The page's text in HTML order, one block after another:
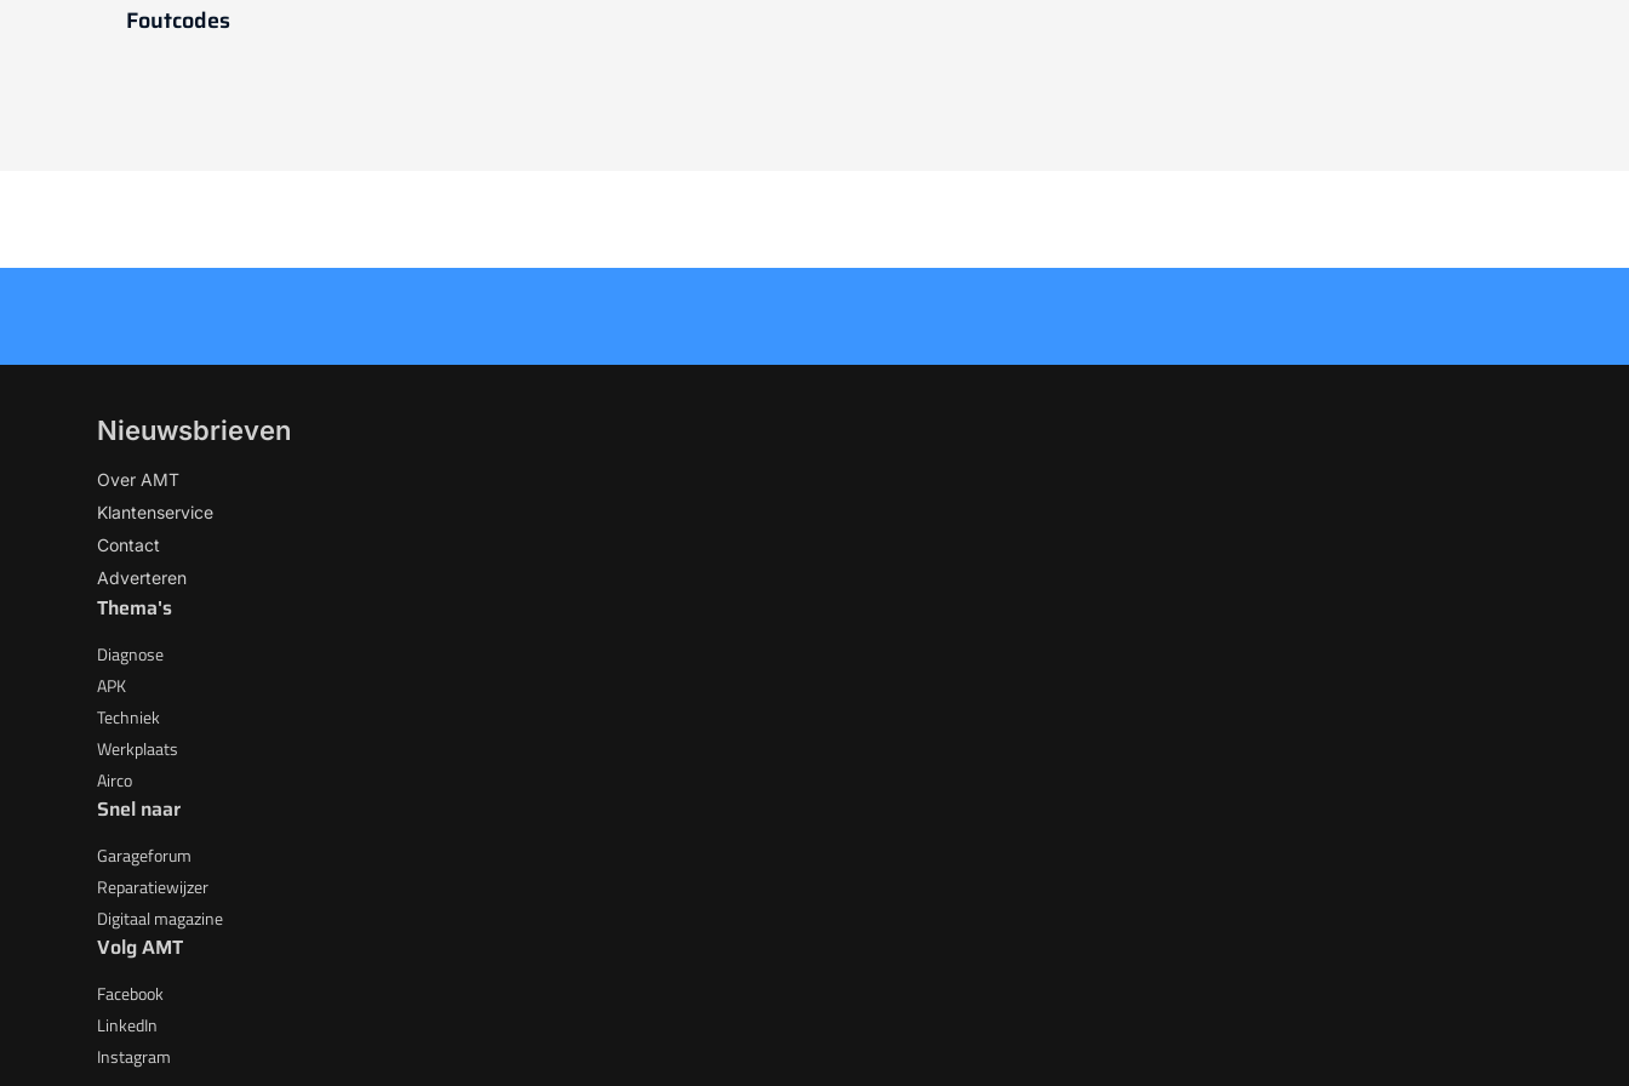
Foutcodes
Nieuwsbrieven
Over AMT
Klantenservice
Contact
Adverteren
Thema's
Diagnose
APK
Techniek
Werkplaats
Airco
Snel naar
Garageforum
Reparatiewijzer
Digitaal magazine
Volg AMT
Facebook
LinkedIn
Instagram